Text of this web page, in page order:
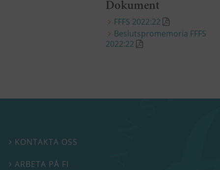
Dokument
FFFS 2022:22
Beslutspromemoria FFFS
2022:22
 KONTAKTA OSS
 ARBETA PÅ FI